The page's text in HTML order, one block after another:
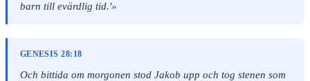
barn till evärdlig tid.'»
GENESIS 28:18
Och bittida om morgonen stod Jakob upp och tog stenen som